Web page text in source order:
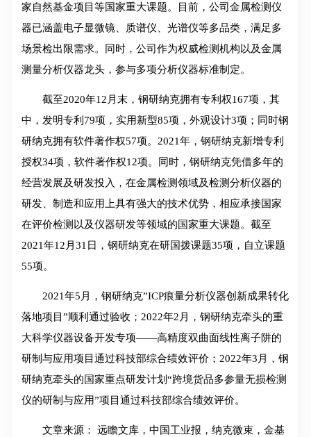
家自然基金项目等国家重大课题。目前，公司金属检测仪
器已涵盖电子显微镜、质谱仪、光谱仪等多品类，满足多
场景检出限需求。同时，公司作为权威检测机构以及金属
测量分析仪器龙头，参与多项分析仪器标准制定。
截至2020年12月末，钢研纳克拥有专利权167项，其
中，发明专利79项，实用新型85项，外观设计3项；同时钢
研纳克拥有软件著作权57项。2021年，钢研纳克新增专利
授权34项，软件著作权12项。同时，钢研纳克凭借多年的
经营发展及研发投入，在金属检测领域及检测分析仪器的
研发、制造和应用上具有强大的技术优势，相应承接国家
在评价检测以及仪器研发等领域的国家重大课题。截至
2021年12月31日，钢研纳克在研国拨课题35项，自立课题
55项。
2021年5月，钢研纳克”ICP痕量分析仪器创新成果转化
落地项目”顺利通过验收；2022年2月，钢研纳克牵头的重
大科学仪器设备开发专项——高精度双曲面线性离子阱的
研制与应用项目通过科技部综合绩效评价；2022年3月，钢
研纳克牵头的国家重点研发计划“跨境货品多参量无损检测
仪的研制与应用”项目通过科技部综合绩效评价。
文章来源： 远瞻文库，中国工业报，纳克微束，金基